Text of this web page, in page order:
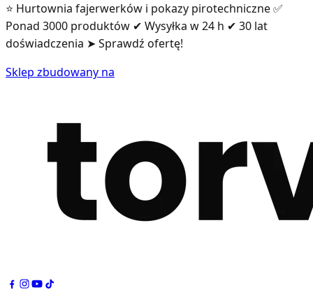
⭐ Hurtownia fajerwerków i pokazy pirotechniczne ✅
Ponad 3000 produktów ✔ Wysyłka w 24 h ✔ 30 lat
doświadczenia ➤ Sprawdź ofertę!
Sklep zbudowany na